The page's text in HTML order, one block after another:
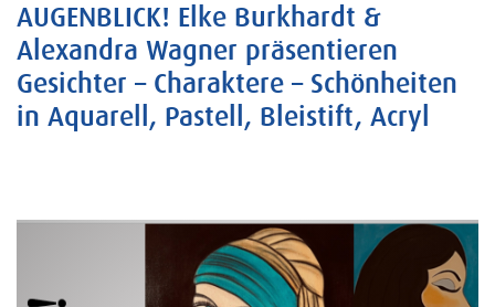
AUGENBLICK! Elke Burkhardt &
Alexandra Wagner präsentieren
Gesichter – Charaktere – Schönheiten
in Aquarell, Pastell, Bleistift, Acryl